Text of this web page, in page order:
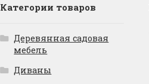
Категории товаров
Деревянная садовая
мебель
Диваны